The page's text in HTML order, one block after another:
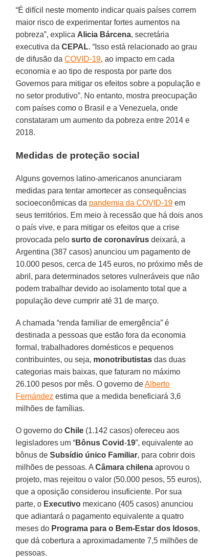
“É difícil neste momento indicar quais países correm
maior risco de experimentar fortes aumentos na
pobreza”, explica Alicia Bárcena, secretária
executiva daCEPAL. “Isso está relacionado ao grau
de difusão daCOVID-19, ao impacto em cada
economia e ao tipo de resposta por parte dos
Governos para mitigar os efeitos sobre a população e
no setor produtivo”. No entanto, mostra preocupação
com países como o Brasil e a Venezuela, onde
constataram um aumento da pobreza entre 2014 e
2018.
Medidas de proteção social
Alguns governos latino-americanos anunciaram
medidas para tentar amortecer as consequências
socioeconômicas da pandemia da COVID-19 em
seus territórios. Em meio à recessão que há dois anos
o país vive, e para mitigar os efeitos que a crise
provocada pelosurto de coronavírus deixará, a
Argentina (387 casos) anunciou um pagamento de
10.000 pesos, cerca de 145 euros, no próximo mês de
abril, para determinados setores vulneráveis que não
podem trabalhar devido ao isolamento total que a
população deve cumprir até 31 de março.
A chamada “renda familiar de emergência” é
destinada a pessoas que estão fora da economia
formal, trabalhadores domésticos e pequenos
contribuintes, ou seja, monotributistas das duas
categorias mais baixas, que faturam no máximo
26.100 pesos por mês. O governo deAlberto
Fernández estima que a medida beneficiará 3,6
milhões de famílias.
O governo doChile (1.142 casos) ofereceu aos
legisladores um “Bônus Covid-19”, equivalente ao
bônus deSubsídio único Familiar, para cobrir dois
milhões de pessoas. ACâmara chilena aprovou o
projeto, mas rejeitou o valor (50.000 pesos, 55 euros),
que a oposição considerou insuficiente. Por sua
parte, o Executivo mexicano (405 casos) anunciou
que adiantará o pagamento equivalente a quatro
meses do Programa para o Bem-Estar dos Idosos,
que dá cobertura a aproximadamente 7,5 milhões de
pessoas.